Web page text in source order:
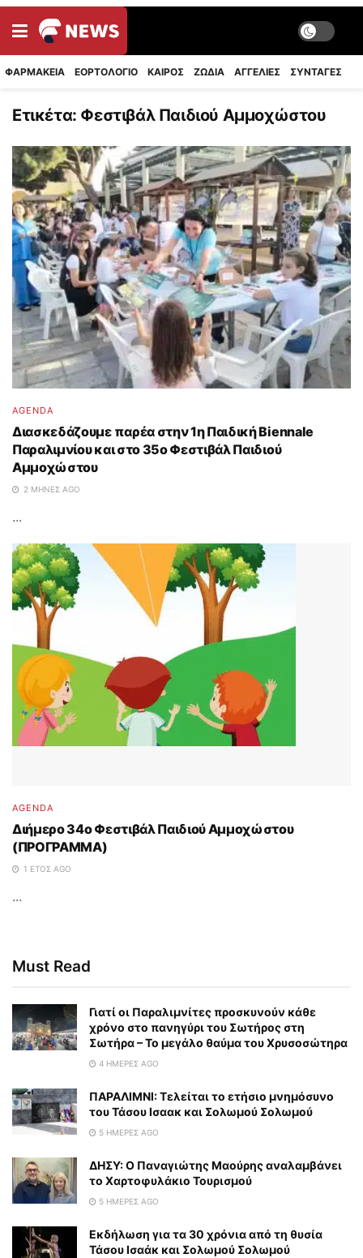
ΦΑΡΜΑΚΕΙΑ ΕΟΡΤΟΛΟΓΙΟ ΚΑΙΡΟΣ ΖΩΔΙΑ ΑΓΓΕΛΙΕΣ ΣΥΝΤΑΓΈΣ
Ετικέτα: Φεστιβάλ Παιδιού Αμμοχώστου
AGENDA
Διασκεδάζουμε παρέα στην 1η Παιδική Biennale
Παραλιμνίου και στο 35ο Φεστιβάλ Παιδιού
Αμμοχώστου
2 ΜΉΝΕΣ AGO
...
AGENDA
Διήμερο 34ο Φεστιβάλ Παιδιού Αμμοχώστου
(ΠΡΟΓΡΑΜΜΑ)
1 ΈΤΟΣ AGO
...
Must Read
Γιατί οι Παραλιμνίτες προσκυνούν κάθε
χρόνο στο πανηγύρι του Σωτήρος στη
Σωτήρα – Το μεγάλο θαύμα του Χρυσοσώτηρα
4 ΗΜΈΡΕΣ AGO
ΠΑΡΑΛΙΜΝΙ: Τελείται το ετήσιο μνημόσυνο
του Τάσου Ισαακ και Σολωμού Σολωμού
5 ΗΜΈΡΕΣ AGO
ΔΗΣΥ: Ο Παναγιώτης Μαούρης αναλαμβάνει
το Χαρτοφυλάκιο Τουρισμού
5 ΗΜΈΡΕΣ AGO
Εκδήλωση για τα 30 χρόνια από τη θυσία
Τάσου Ισαάκ και Σολωμού Σολωμού